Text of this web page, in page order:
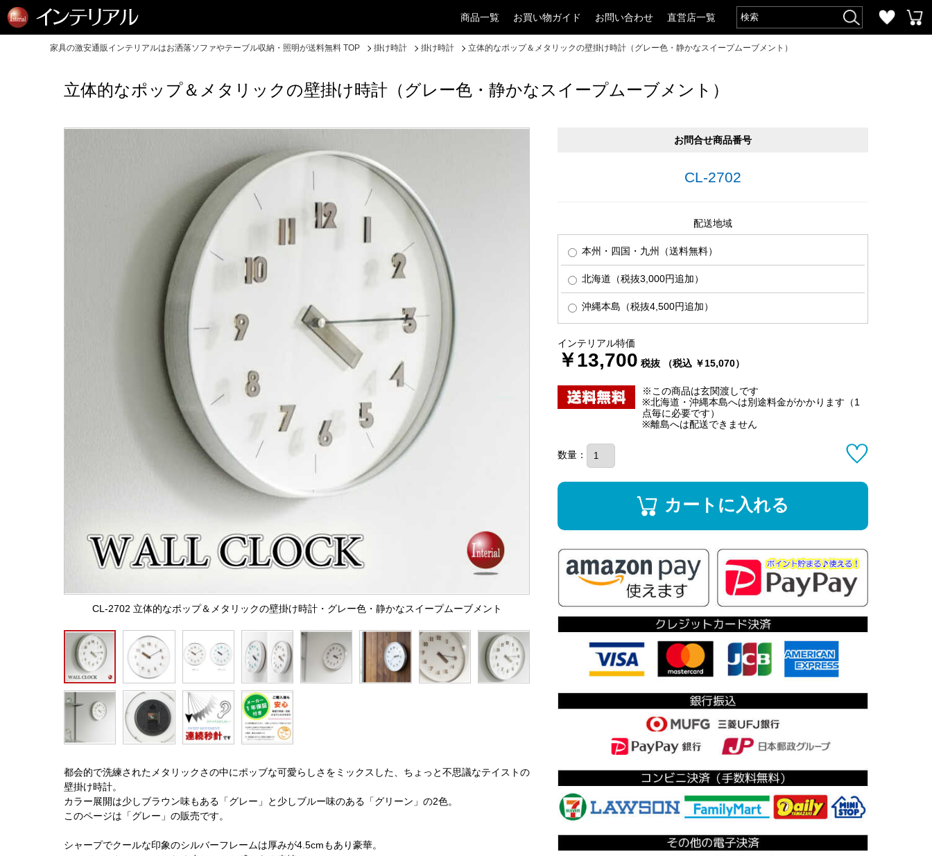
商品一覧 お買い物ガイド お問い合わせ 直営店一覧
家具の激安通販インテリアルはお洒落ソファやテーブル収納・照明が送料無料 TOP 掛け時計 掛け時計 立体的なポップ＆メタリックの壁掛け時計（グレー色・静かなスイープムーブメント）
立体的なポップ＆メタリックの壁掛け時計（グレー色・静かなスイープムーブメント）
CL-2702 立体的なポップ＆メタリックの壁掛け時計・グレー色・静かなスイープムーブメント
都会的で洗練されたメタリックさの中にポッブな可愛らしさをミックスした、ちょっと不思議なテイストの
壁掛け時計。
カラー展開は少しブラウン味もある「グレー」と少しブルー味のある「グリーン」の2色。
このページは「グレー」の販売です。
シャープでクールな印象のシルバーフレームは厚みが4.5cmもあり豪華。
お問合せ商品番号
CL-2702
配送地域
本州・四国・九州（送料無料）
北海道（税抜3,000円追加）
沖縄本島（税抜4,500円追加）
インテリアル特価
￥13,700 税抜 （税込 ￥15,070）
※この商品は玄関渡しです
※北海道・沖縄本島へは別途料金がかかります（1
点毎に必要です）
※離島へは配送できません
数量：
カートに入れる